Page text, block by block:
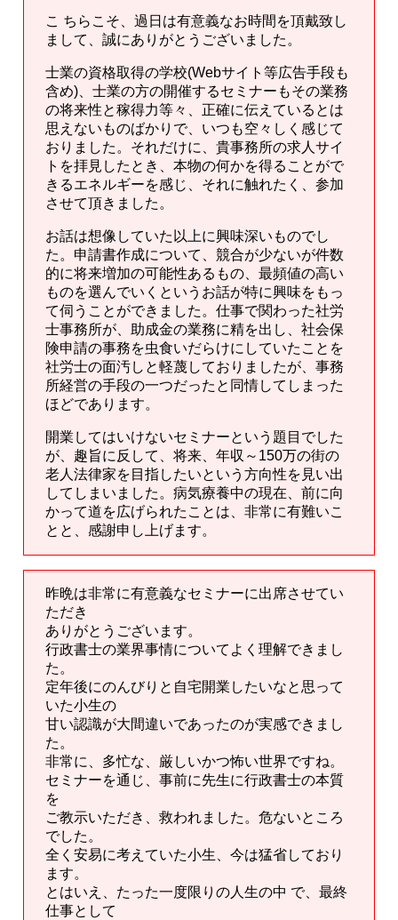
こ ちらこそ、過日は有意義なお時間を頂戴致し
まして、誠にありがとうございました。
士業の資格取得の学校(Webサイト等広告手段も
含め)、士業の方の開催するセミナーもその業務
の将来性と稼得力等々、正確に伝えているとは
思えないものばかりで、いつも空々しく感じて
おりました。それだけに、貴事務所の求人サイ
トを拝見したとき、本物の何かを得ることがで
きるエネルギーを感じ、それに触れたく、参加
させて頂きました。
お話は想像していた以上に興味深いものでし
た。申請書作成について、競合が少ないが件数
的に将来増加の可能性あるもの、最頻値の高い
ものを選んでいくというお話が特に興味をもっ
て伺うことができました。仕事で関わった社労
士事務所が、助成金の業務に精を出し、社会保
険申請の事務を虫食いだらけにしていたことを
社労士の面汚しと軽蔑しておりましたが、事務
所経営の手段の一つだったと同情してしまった
ほどであります。
開業してはいけないセミナーという題目でした
が、趣旨に反して、将来、年収～150万の街の
老人法律家を目指したいという方向性を見い出
してしまいました。病気療養中の現在、前に向
かって道を広げられたことは、非常に有難いこ
とと、感謝申し上げます。
昨晩は非常に有意義なセミナーに出席させてい
ただき
ありがとうございます。
行政書士の業界事情についてよく理解できまし
た。
定年後にのんびりと自宅開業したいなと思って
いた小生の
甘い認識が大間違いであったのが実感できまし
た。
非常に、多忙な、厳しいかつ怖い世界ですね。
セミナーを通じ、事前に先生に行政書士の本質
を
ご教示いただき、救われました。危ないところ
でした。
全く安易に考えていた小生、今は猛省しており
ます。
とはいえ、たった一度限りの人生の中 で、最終
仕事として